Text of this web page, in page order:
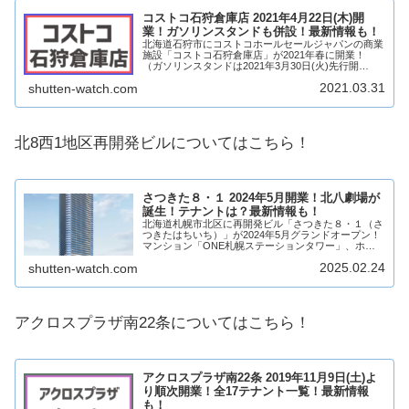
コストコ石狩倉庫店 2021年4月22日(木)開
業！ガソリンスタンドも併設！最新情報も！
北海道石狩市にコストコホールセールジャパンの商業
施設「コストコ石狩倉庫店」が2021年春に開業！
（ガソリンスタンドは2021年3月30日(火)先行開
2店舗目の出店となります！そんな、コストコ石...
shutten-watch.com 2021.03.31
北8西1地区再開発ビルについてはこちら！
さつきた８・１ 2024年5月開業！北八劇場が
誕生！テナントは？最新情報も！
北海道札幌市北区に再開発ビル「さつきた８・１（さ
つきたはちいち）」が2024年5月グランドオープン！
マンション「ONE札幌ステーションタワー」、ホテ
幌」、劇場「北八劇場」、商業施設などからな...
shutten-watch.com 2025.02.24
アクロスプラザ南22条についてはこちら！
アクロスプラザ南22条 2019年11月9日(土)よ
り順次開業！全17テナント一覧！最新情報
も！